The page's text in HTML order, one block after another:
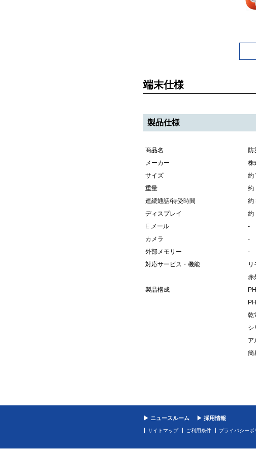
端末仕様
製品仕様
商品名
防
メーカー
株
サイズ
約
重量
約
連続通話/待受時間
約
ディスプレイ
約
E メール
-
カメラ
-
外部メモリー
-
対応サービス・機能
リ
赤
製品構成
乾
シ
ア
簡
▶ ニュースルーム ▶ 採用情報
サイトマップ ご利用条件 プライバシーポ